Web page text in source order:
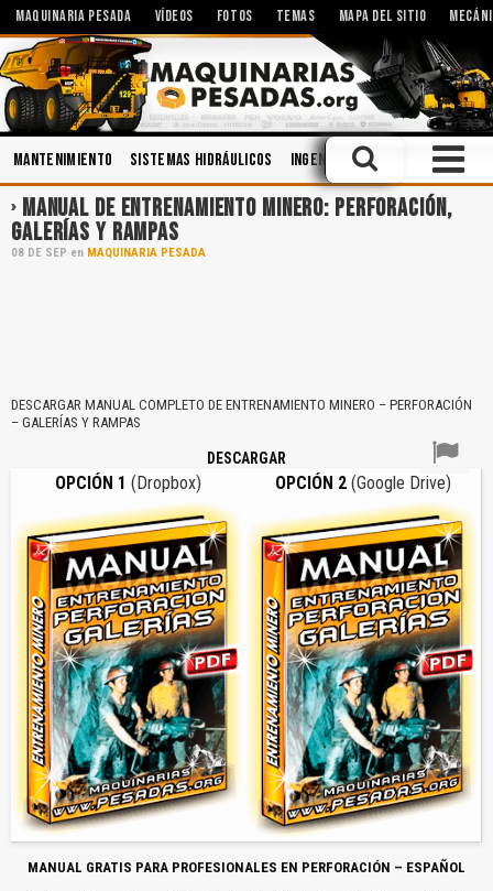
MAQUINARIA PESADA VÍDEOS FOTOS TEMAS MAPA DEL SITIO
Mantenimiento Sistemas Hidráulicos Ingeniería Manejo Defensivo
MANUAL DE ENTRENAMIENTO MINERO: PERFORACIÓN,
GALERÍAS Y RAMPAS
08 DE SEP en MAQUINARIA PESADA
DESCARGAR MANUAL COMPLETO DE ENTRENAMIENTO MINERO – PERFORACIÓN
– GALERÍAS Y RAMPAS
DESCARGAR
OPCIÓN 1 (Dropbox) OPCIÓN 2 (Google Drive)
MANUAL GRATIS PARA PROFESIONALES EN PERFORACIÓN – ESPAÑOL